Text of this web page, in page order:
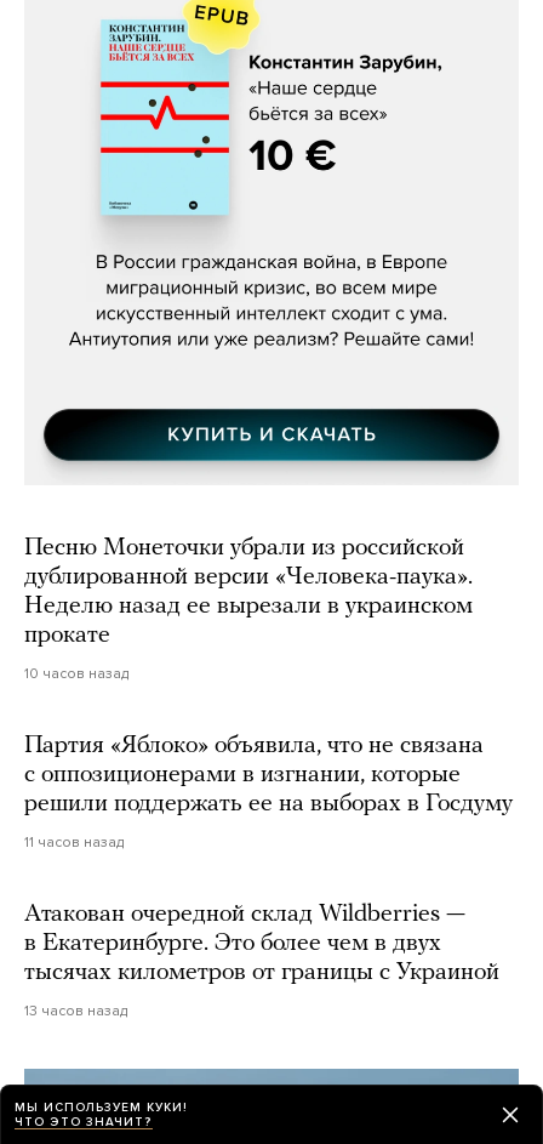
Константин Зарубин, «Наше сердце
Песню Монеточки убрали из российской
дублированной версии «Человека-паука».
Неделю назад ее вырезали в украинском
прокате
10 часов назад
Партия «Яблоко» объявила, что не связана
с оппозиционерами в изгнании, которые
решили поддержать ее на выборах в Госдуму
11 часов назад
Атакован очередной склад Wildberries —
в Екатеринбурге. Это более чем в двух
тысячах километров от границы с Украиной
13 часов назад
МЫ ИСПОЛЬЗУЕМ КУКИ!
ЧТО ЭТО ЗНАЧИТ?